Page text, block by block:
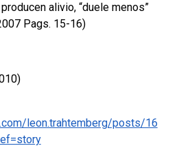
alivio, “duele menos”
Pags. 15-16)
leon.trahtemberg/posts/16